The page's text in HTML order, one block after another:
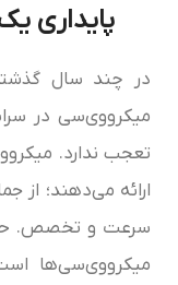
پایداری
در چند سال
میکرو‌وی‌سی در
تعجب ندارد.
ارائه می‌دهند؛ از
سرعت و تخصص.
میکرو‌وی‌سی‌ها